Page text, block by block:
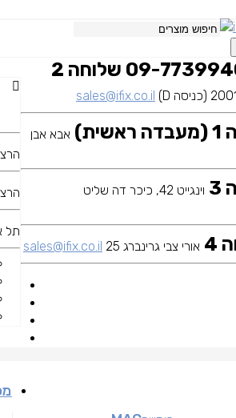
תל
09-7739940 שלוחה 2
sales@ifix.co.il
אבא אבן
וינגייט 42, כיכר דה שליט
אורי צבי גרינברג 25 sales@ifix.co.il